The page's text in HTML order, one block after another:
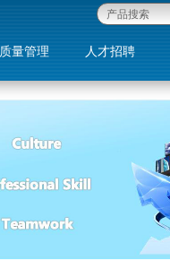
质量管理 人才招聘